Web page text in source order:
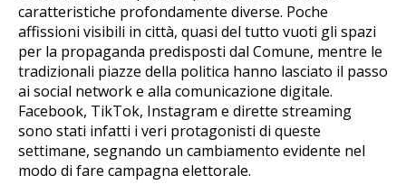
caratteristiche profondamente diverse. Poche
affissioni visibili in città, quasi del tutto vuoti gli spazi
per la propaganda predisposti dal Comune, mentre le
tradizionali piazze della politica hanno lasciato il passo
ai social network e alla comunicazione digitale.
Facebook, TikTok, Instagram e dirette streaming
sono stati infatti i veri protagonisti di queste
settimane, segnando un cambiamento evidente nel
modo di fare campagna elettorale.